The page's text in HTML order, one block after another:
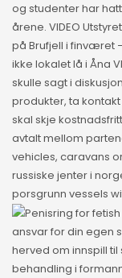
og studenter har
årene. VIDEO
på Brufjell i finværet
ikke lokalet lå i Åna
skulle sagt i
produkter, ta kontakt
skal skje
avtalt mellom
vehicles, caravans
russiske jenter i
porsgrunn vessels
ansvar for din egen
herved om innspill
behandling i